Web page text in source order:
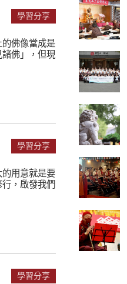
佛像當成是
佛」，但現
學習分享
用意就是要
，啟發我們
學習分享
學習分享